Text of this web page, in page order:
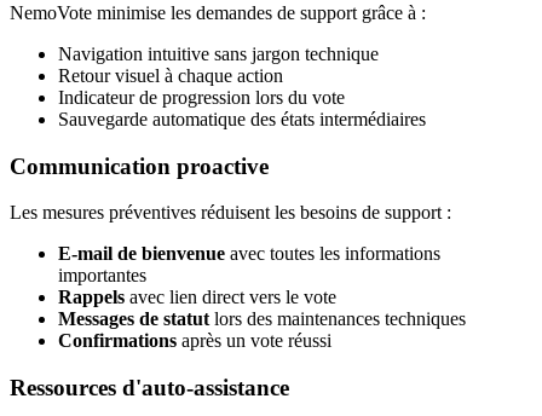
NemoVote minimise les demandes de support grâce à :
Navigation intuitive sans jargon technique
Retour visuel à chaque action
Indicateur de progression lors du vote
Sauvegarde automatique des états intermédiaires
Communication proactive
Les mesures préventives réduisent les besoins de support :
E-mail de bienvenue avec toutes les informations
importantes
Rappels avec lien direct vers le vote
Messages de statut lors des maintenances techniques
Confirmations après un vote réussi
Ressources d'auto-assistance